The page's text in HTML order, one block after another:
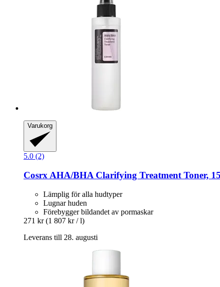
Varukorg
5.0 (2)
Cosrx AHA/BHA Clarifying Treatment Toner,
Lämplig för alla hudtyper
Lugnar huden
Förebygger bildandet av pormaskar
271 kr (1 807 kr / l)
Leverans till 28. augusti